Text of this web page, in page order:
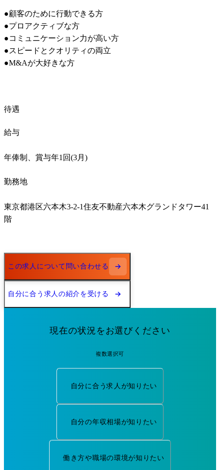
●顧客のために行動できる方
●プロアクティブな方
●コミュニケーション力が高い方
●スピードとクオリティの両立
●M&Aが大好きな方
待遇
給与
年俸制、賞与年1回(3月)
勤務地
東京都港区六本木3-2-1住友不動産六本木グランドタワー41
階
この求人について問い合わせる
自分に合う求人の紹介を受ける
現在の状況をお選びください
複数選択可
自分に合う求人が知りたい
自分の年収相場が知りたい
働き方や職場の環境が知りたい